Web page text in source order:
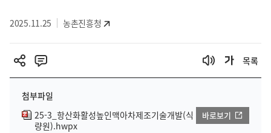
2025.11.25 농촌진흥청
목록
첨부파일
25-3_항산화활성높인맥아차제조기술개발(식
량원).hwpx
바로보기